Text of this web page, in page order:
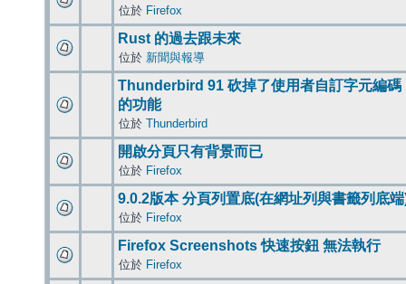
位於 Firefox
Rust 的過去跟未來
位於 新聞與報導
Thunderbird 91 砍掉了使用者自訂字元編碼
的功能
位於 Thunderbird
開啟分頁只有背景而已
位於 Firefox
9.0.2版本 分頁列置底(在網址列與書籤列底
位於 Firefox
Firefox Screenshots 快速按鈕 無法執行
位於 Firefox